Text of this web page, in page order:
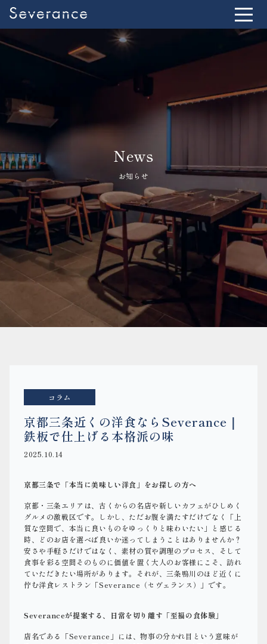
News
お知らせ
コラム
京都三条近くの洋食ならSeverance｜
鉄板で仕上げる本格派の味
2025.10.14
京都三条で「本当に美味しい洋食」をお探しの方へ
京都・三条エリアは、古くからの名店や新しいカフェがひしめく
グルメの激戦区です。しかし、ただお腹を満たすだけでなく「上
質な空間で、本当に良いものをゆっくりと味わいたい」と感じる
時、どのお店を選べば良いか迷ってしまうことはありませんか？
安さや手軽さだけではなく、素材の質や調理のプロセス、そして
食事を彩る空間そのものに価値を置く大人のお客様にこそ、訪れ
ていただきたい場所があります。それが、三条鴨川のほど近くに
佇む洋食レストラン「Severance（セヴェランス）」です。
Severanceが提案する、日常を切り離す「至福の食体験」
店名である「Severance」には、物事の分かれ目という意味が